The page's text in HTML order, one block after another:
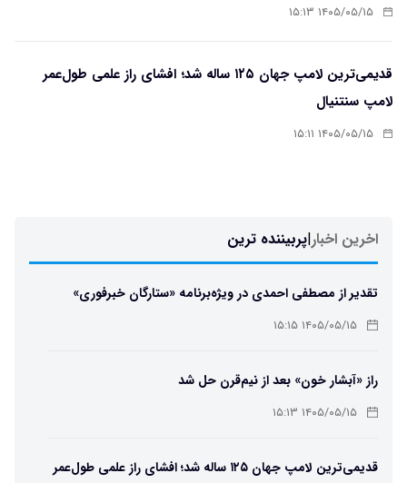
۱۴۰۵/۰۵/۱۵ ۱۵:۱۳
قدیمی‌ترین لامپ جهان ۱۲۵ ساله شد؛ افشای راز علمی طول‌عمر
لامپ سنتنیال
۱۴۰۵/۰۵/۱۵ ۱۵:۱۱
اخرین اخبار|پربیننده ترین
تقدیر از مصطفی احمدی در ویژه‌برنامه «ستارگان خبرفوری»
۱۴۰۵/۰۵/۱۵ ۱۵:۱۵
راز «آبشار خون» بعد از نیم‌قرن حل شد
۱۴۰۵/۰۵/۱۵ ۱۵:۱۳
قدیمی‌ترین لامپ جهان ۱۲۵ ساله شد؛ افشای راز علمی طول‌عمر